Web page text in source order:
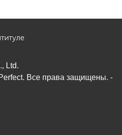
Ltd.
Все права защищены. -